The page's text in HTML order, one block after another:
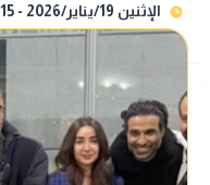
الإثنين 19/يناير/2026 - 08:15 م